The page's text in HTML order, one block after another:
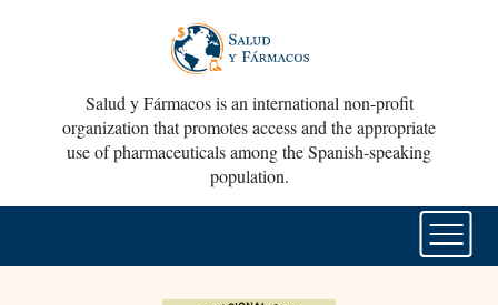
Salud y Fármacos is an international non-profit
organization that promotes access and the appropriate
use of pharmaceuticals among the Spanish-speaking
population.